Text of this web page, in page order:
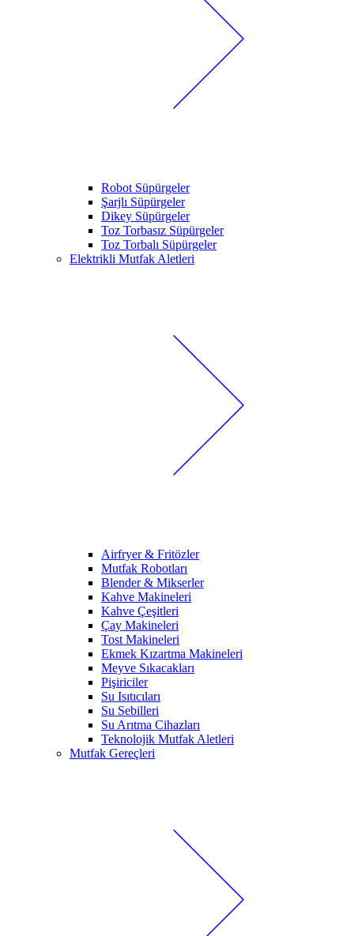
Robot Süpürgeler
Şarjlı Süpürgeler
Dikey Süpürgeler
Toz Torbasız Süpürgeler
Toz Torbalı Süpürgeler
Elektrikli Mutfak Aletleri
Airfryer & Fritözler
Mutfak Robotları
Blender & Mikserler
Kahve Makineleri
Kahve Çeşitleri
Çay Makineleri
Tost Makineleri
Ekmek Kızartma Makineleri
Meyve Sıkacakları
Pişiriciler
Su Isıtıcıları
Su Sebilleri
Su Arıtma Cihazları
Teknolojik Mutfak Aletleri
Mutfak Gereçleri